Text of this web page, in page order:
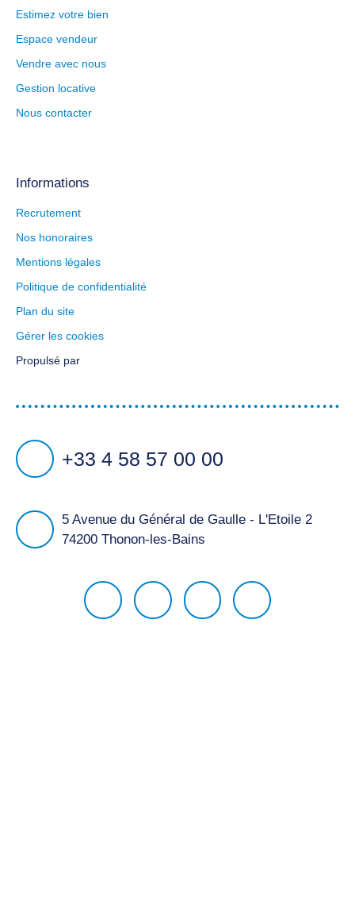
Estimez votre bien
Espace vendeur
Vendre avec nous
Gestion locative
Nous contacter
Informations
Recrutement
Nos honoraires
Mentions légales
Politique de confidentialité
Plan du site
Gérer les cookies
Propulsé par
+33 4 58 57 00 00
5 Avenue du Général de Gaulle - L'Etoile 2
74200 Thonon-les-Bains